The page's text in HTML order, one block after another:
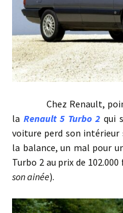
Chez Renault, point
la Renault 5 Turbo 2 qui
voiture perd son intérieur
la balance, un mal pour
Turbo 2 au prix de 102.000
son ainée).